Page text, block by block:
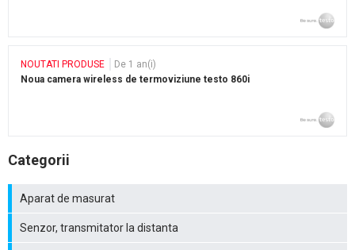
NOUTATI PRODUSE
De 1 an(i)
Noua camera wireless de termoviziune testo 860i
Categorii
Aparat de masurat
Senzor, transmitator la distanta